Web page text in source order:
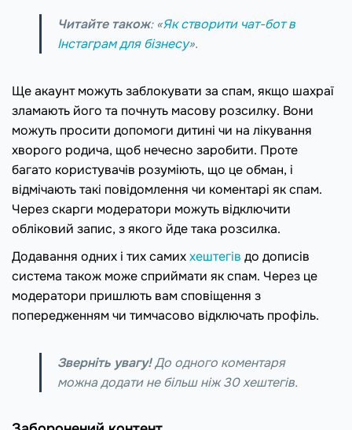
Читайте також: «Як створити чат-бот в
Інстаграм для бізнесу».
Ще акаунт можуть заблокувати за спам, якщо шахраї
зламають його та почнуть масову розсилку. Вони
можуть просити допомоги дитині чи на лікування
хворого родича, щоб нечесно заробити. Проте
багато користувачів розуміють, що це обман, і
відмічають такі повідомлення чи коментарі як спам.
Через скарги модератори можуть відключити
обліковий запис, з якого йде така розсилка.
Додавання одних і тих самиххештегів до дописів
система також може сприймати як спам. Через це
модератори пришлють вам сповіщення з
попередженням чи тимчасово відключать профіль.
Зверніть увагу!До одного коментаря
можна додати не більш ніж 30 хештегів.